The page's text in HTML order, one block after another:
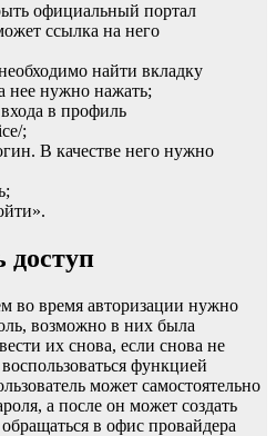
официальный портал
ссылка на него
найти вкладку
нее нужно нажать;
в профиль
;
В качестве него нужно
доступ
во время авторизации нужно
возможно в них была
их снова, если снова не
функцией
может самостоятельно
а после он может создать
в офис провайдера